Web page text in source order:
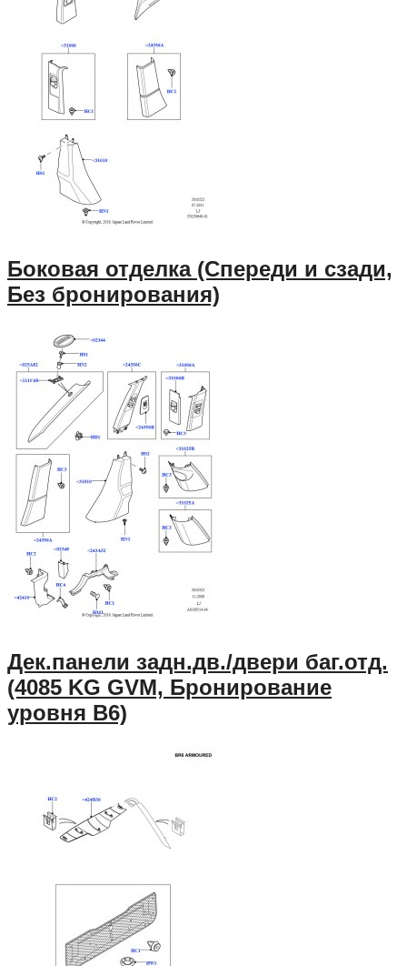
Боковая отделка (Спереди и сзади,
Без бронирования)
Дек.панели задн.дв./двери баг.отд.
(4085 KG GVM, Бронирование
уровня B6)